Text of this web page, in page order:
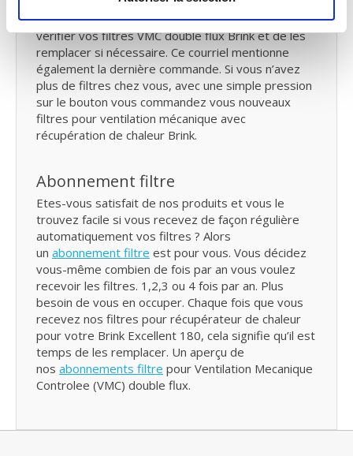
tous les six mois. Pour vous le moment pour
vérifier vos filtres VMC double flux Brink et de les
remplacer si nécessaire. Ce courriel mentionne
également la dernière commande. Si vous n’avez
plus de filtres chez vous, avec une simple pression
sur le bouton vous commandez vous nouveaux
filtres pour ventilation mécanique avec
récupération de chaleur Brink.
Abonnement filtre
Etes-vous satisfait de nos produits et vous le
trouvez facile si vous recevez de façon régulière
automatiquement vos filtres ? Alors
un abonnement filtre est pour vous. Vous décidez
vous-même combien de fois par an vous voulez
recevoir les filtres. 1,2,3 ou 4 fois par an. Plus
besoin de vous en occuper. Chaque fois que vous
recevez nos filtres pour récupérateur de chaleur
pour votre Brink Excellent 180, cela signifie qu’il est
temps de les remplacer. Un aperçu de
nos abonnements filtre pour Ventilation Mecanique
Controlee (VMC) double flux.